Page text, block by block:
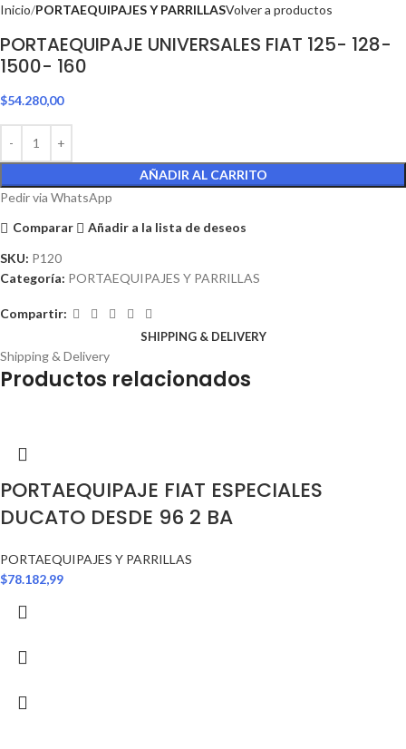
Inicio PORTAEQUIPAJES Y PARRILLASVolver a productos
PORTAEQUIPAJE UNIVERSALES FIAT 125- 128-
1500- 160
$54.280,00
AÑADIR AL CARRITO
Pedir via WhatsApp
Comparar
Añadir a la lista de deseos
SKU: P120
Categoría: PORTAEQUIPAJES Y PARRILLAS
Compartir:
SHIPPING & DELIVERY
Shipping & Delivery
Productos relacionados
PORTAEQUIPAJE FIAT ESPECIALES
DUCATO DESDE 96 2 BA
PORTAEQUIPAJES Y PARRILLAS
$78.182,99